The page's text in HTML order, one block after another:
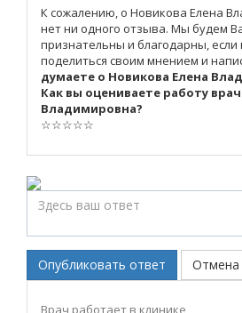
К сожалению, о Новикова Елена
нет ни одного отзыва. Мы будем
признательны и благодарны,
поделиться своим мнением и
думаете о Новикова Елена
Как вы оцениваете работу
Владимировна?
☆☆☆☆☆
Опубликовать ответ Отмена
Врач работает в клинике